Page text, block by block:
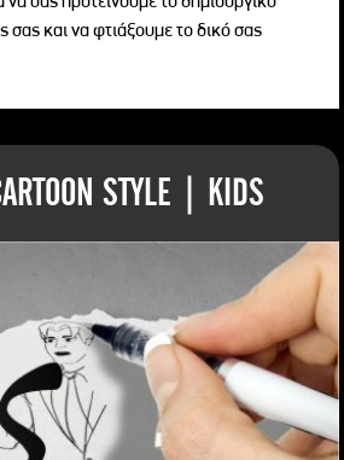
σας και να φτιάξουμε το δικό σας
STYLE | KIDS